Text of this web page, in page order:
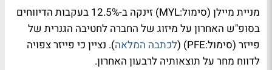
מניית מיילן (סימול:MYL) זינקה ב-12.5% בעקבות הדיווחים
בסופ"ש האחרון על מיזוג של החברה לחטיבה הגנרית של
פייזר (סימול:PFE) (
לכתבה המלאה). נציין כי פייזר צפויה
לדווח מחר על תוצאותיה לרבעון האחרון.